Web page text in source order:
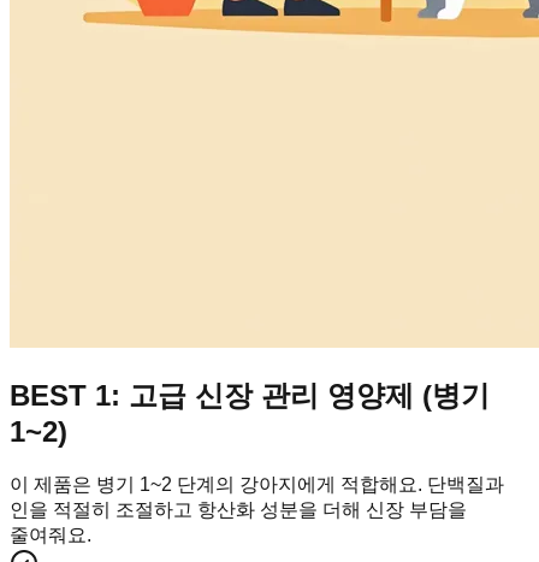
BEST 1: 고급 신장 관리 영양제 (병기
1~2)
이 제품은 병기 1~2 단계의 강아지에게 적합해요. 단백질과
인을 적절히 조절하고 항산화 성분을 더해 신장 부담을
줄여줘요.